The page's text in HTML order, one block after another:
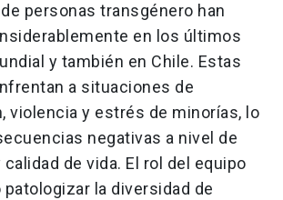
personas transgénero han
en los últimos
y también en Chile. Estas
a situaciones de
violencia y estrés de minorías, lo
negativas a nivel de
de vida. El rol del equipo
la diversidad de